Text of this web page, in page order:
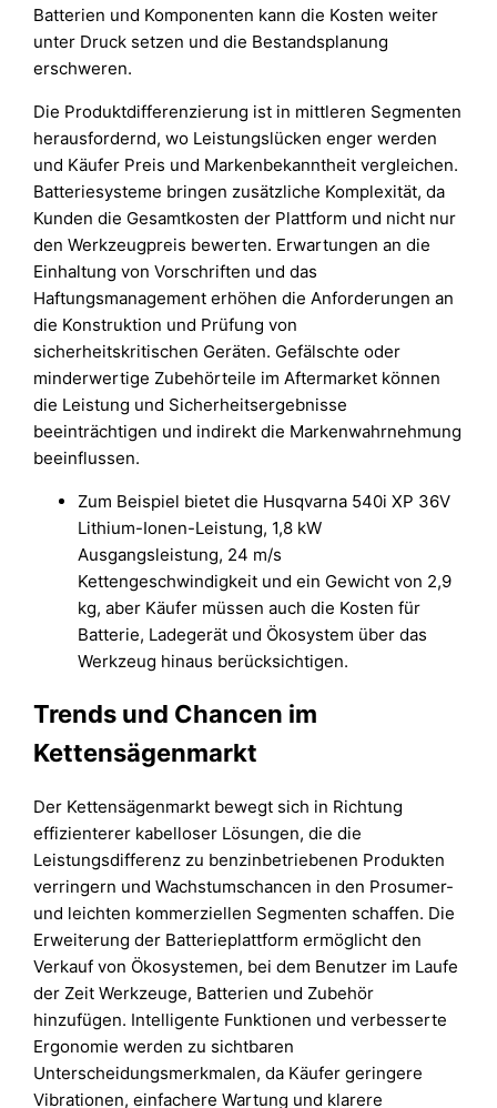
Batterien und Komponenten kann die Kosten weiter
unter Druck setzen und die Bestandsplanung
erschweren.
Die Produktdifferenzierung ist in mittleren Segmenten
herausfordernd, wo Leistungslücken enger werden
und Käufer Preis und Markenbekanntheit vergleichen.
Batteriesysteme bringen zusätzliche Komplexität, da
Kunden die Gesamtkosten der Plattform und nicht nur
den Werkzeugpreis bewerten. Erwartungen an die
Einhaltung von Vorschriften und das
Haftungsmanagement erhöhen die Anforderungen an
die Konstruktion und Prüfung von
sicherheitskritischen Geräten. Gefälschte oder
minderwertige Zubehörteile im Aftermarket können
die Leistung und Sicherheitsergebnisse
beeinträchtigen und indirekt die Markenwahrnehmung
beeinflussen.
Zum Beispiel bietet die Husqvarna 540i XP 36V
Lithium-Ionen-Leistung, 1,8 kW
Ausgangsleistung, 24 m/s
Kettengeschwindigkeit und ein Gewicht von 2,9
kg, aber Käufer müssen auch die Kosten für
Batterie, Ladegerät und Ökosystem über das
Werkzeug hinaus berücksichtigen.
Trends und Chancen im
Kettensägenmarkt
Der Kettensägenmarkt bewegt sich in Richtung
effizienterer kabelloser Lösungen, die die
Leistungsdifferenz zu benzinbetriebenen Produkten
verringern und Wachstumschancen in den Prosumer-
und leichten kommerziellen Segmenten schaffen. Die
Erweiterung der Batterieplattform ermöglicht den
Verkauf von Ökosystemen, bei dem Benutzer im Laufe
der Zeit Werkzeuge, Batterien und Zubehör
hinzufügen. Intelligente Funktionen und verbesserte
Ergonomie werden zu sichtbaren
Unterscheidungsmerkmalen, da Käufer geringere
Vibrationen, einfachere Wartung und klarere